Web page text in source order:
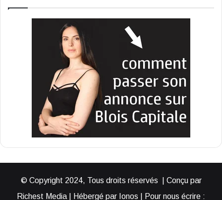
© Copyright 2024, Tous droits réservés | Conçu par
Richest Media | Hébergé par Ionos | Pour nous écrire :